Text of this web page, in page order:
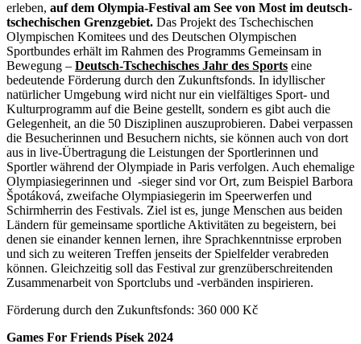
erleben, auf dem Olympia-Festival am See von Most im deutsch-
tschechischen Grenzgebiet. Das Projekt des Tschechischen
Olympischen Komitees und des Deutschen Olympischen
Sportbundes erhält im Rahmen des Programms Gemeinsam in
Bewegung – Deutsch-Tschechisches Jahr des Sports eine
bedeutende Förderung durch den Zukunftsfonds. In idyllischer
natürlicher Umgebung wird nicht nur ein vielfältiges Sport- und
Kulturprogramm auf die Beine gestellt, sondern es gibt auch die
Gelegenheit, an die 50 Disziplinen auszuprobieren. Dabei verpassen
die Besucherinnen und Besuchern nichts, sie können auch von dort
aus in live-Übertragung die Leistungen der Sportlerinnen und
Sportler während der Olympiade in Paris verfolgen. Auch ehemalige
Olympiasiegerinnen und -sieger sind vor Ort, zum Beispiel Barbora
Špotáková, zweifache Olympiasiegerin im Speerwerfen und
Schirmherrin des Festivals. Ziel ist es, junge Menschen aus beiden
Ländern für gemeinsame sportliche Aktivitäten zu begeistern, bei
denen sie einander kennen lernen, ihre Sprachkenntnisse erproben
und sich zu weiteren Treffen jenseits der Spielfelder verabreden
können. Gleichzeitig soll das Festival zur grenzüberschreitenden
Zusammenarbeit von Sportclubs und -verbänden inspirieren.
Förderung durch den Zukunftsfonds: 360 000 Kč
Games For Friends Písek 2024